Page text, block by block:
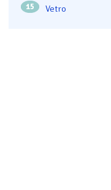
15 Vetro